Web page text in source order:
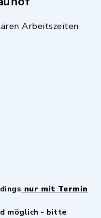
Arbeitszeiten
nur mit Termin
möglich - bitte